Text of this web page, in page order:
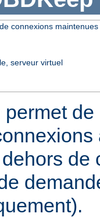
connexions maintenues
serveur virtuel
de